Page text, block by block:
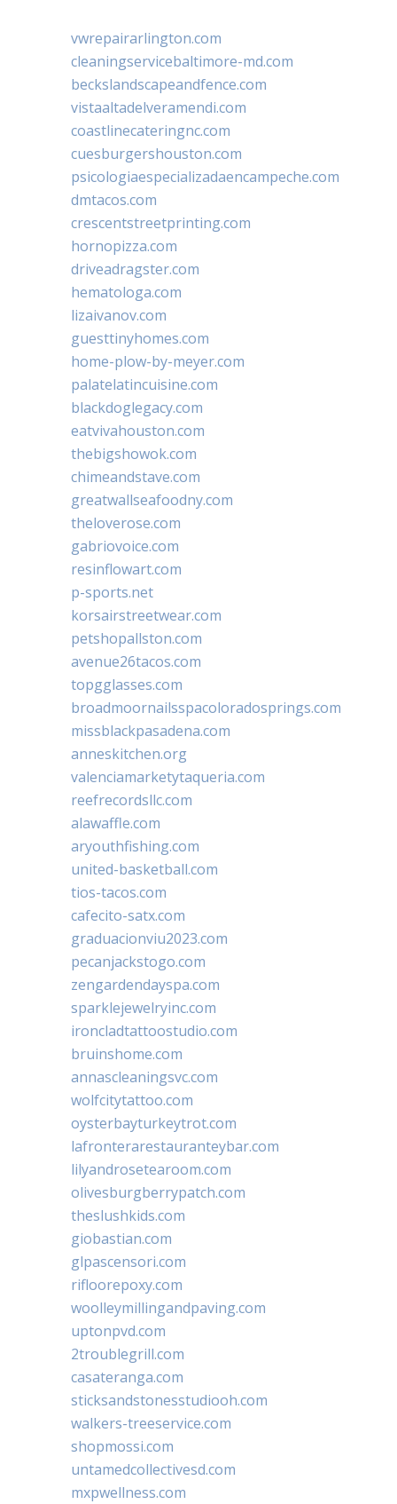
vwrepairarlington.com
cleaningservicebaltimore-md.com
beckslandscapeandfence.com
vistaaltadelveramendi.com
coastlinecateringnc.com
cuesburgershouston.com
psicologiaespecializadaencampeche.com
dmtacos.com
crescentstreetprinting.com
hornopizza.com
driveadragster.com
hematologa.com
lizaivanov.com
guesttinyhomes.com
home-plow-by-meyer.com
palatelatincuisine.com
blackdoglegacy.com
eatvivahouston.com
thebigshowok.com
chimeandstave.com
greatwallseafoodny.com
theloverose.com
gabriovoice.com
resinflowart.com
p-sports.net
korsairstreetwear.com
petshopallston.com
avenue26tacos.com
topgglasses.com
broadmoornailsspacoloradosprings.com
missblackpasadena.com
anneskitchen.org
valenciamarketytaqueria.com
reefrecordsllc.com
alawaffle.com
aryouthfishing.com
united-basketball.com
tios-tacos.com
cafecito-satx.com
graduacionviu2023.com
pecanjackstogo.com
zengardendayspa.com
sparklejewelryinc.com
ironcladtattoostudio.com
bruinshome.com
annascleaningsvc.com
wolfcitytattoo.com
oysterbayturkeytrot.com
lafronterarestauranteybar.com
lilyandrosetearoom.com
olivesburgberrypatch.com
theslushkids.com
giobastian.com
glpascensori.com
rifloorepoxy.com
woolleymillingandpaving.com
uptonpvd.com
2troublegrill.com
casateranga.com
sticksandstonesstudiooh.com
walkers-treeservice.com
shopmossi.com
untamedcollectivesd.com
mxpwellness.com